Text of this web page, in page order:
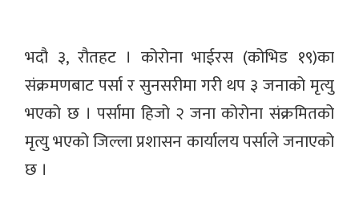
भदौ ३, रौतहट । कोरोना भाईरस (कोभिड १९)का
संक्रमणबाट पर्सा र सुनसरीमा गरी थप ३ जनाको मृत्यु
भएको छ । पर्सामा हिजो २ जना कोरोना संक्रमितको
मृत्यु भएको जिल्ला प्रशासन कार्यालय पर्साले जनाएको
छ ।